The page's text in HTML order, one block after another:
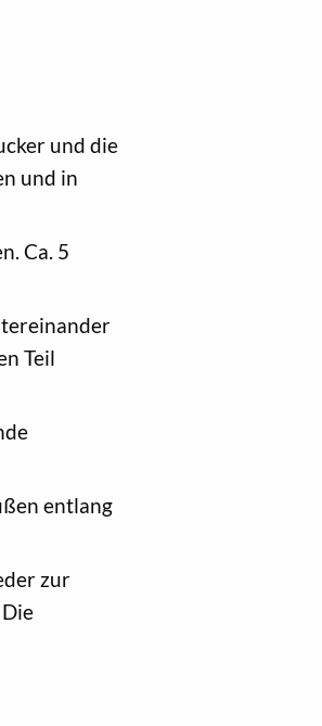
und die
und in
Ca. 5
Teil
entlang
zur